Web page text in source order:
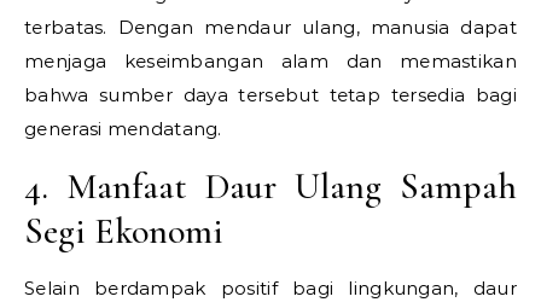
terbatas. Dengan mendaur ulang, manusia dapat
menjaga keseimbangan alam dan memastikan
bahwa sumber daya tersebut tetap tersedia bagi
generasi mendatang.
4. Manfaat Daur Ulang Sampah
Segi Ekonomi
Selain berdampak positif bagi lingkungan, daur